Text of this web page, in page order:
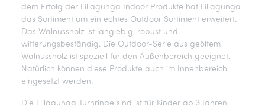
dem Erfolg der Lillagunga Indoor Produkte hat Lillagunga
das Sortiment um ein echtes Outdoor Sortiment erweitert.
Das Walnussholz ist langlebig, robust und
witterungsbeständig. Die Outdoor-Serie aus geöltem
Walnussholz ist speziell für den Außenbereich geeignet.
Natürlich können diese Produkte auch im Innenbereich
eingesetzt werden.